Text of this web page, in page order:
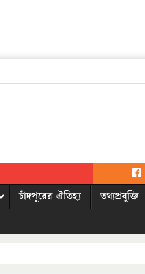
চাঁদপুরের ঐতিহ্য তথ্যপ্রযুক্তি